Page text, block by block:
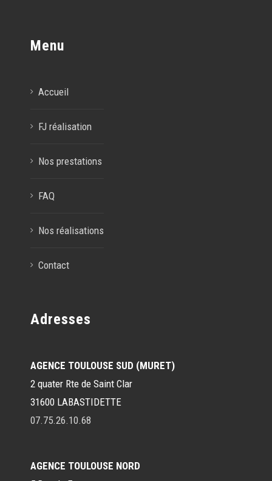
Menu
Accueil
FJ réalisation
Nos prestations
FAQ
Nos réalisations
Contact
Adresses
AGENCE TOULOUSE SUD (MURET)
2 quater Rte de Saint Clar
31600 LABASTIDETTE
07.75.26.10.68
AGENCE TOULOUSE NORD